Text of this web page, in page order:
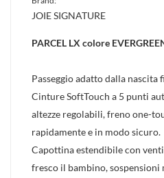
JOIE SIGNATURE
PARCEL LX colore
Passeggio adatto dalla nascita
Cinture SoftTouch a 5 punti
altezze regolabili, freno one-
rapidamente e in modo sicuro.
Capottina estendibile con
fresco il bambino, sospensioni